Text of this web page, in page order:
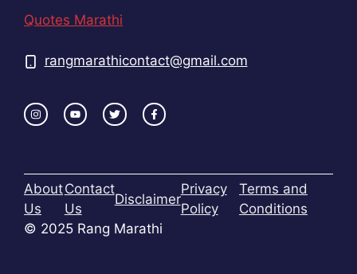
Quotes Marathi
rangmarathicontact@gmail.com
About
Us
Contact
Us
Disclaimer
Privacy
Policy
Terms and
Conditions
© 2025 Rang Marathi